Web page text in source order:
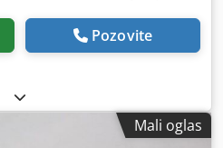
Pozovite
Mali oglas